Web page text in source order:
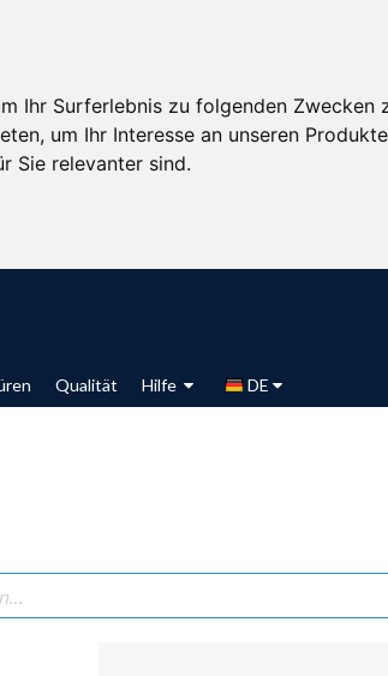
Ihr Surferlebnis zu folgenden Zwecken
, um Ihr Interesse an unseren
Sie relevanter sind.
Qualität Hilfe DE